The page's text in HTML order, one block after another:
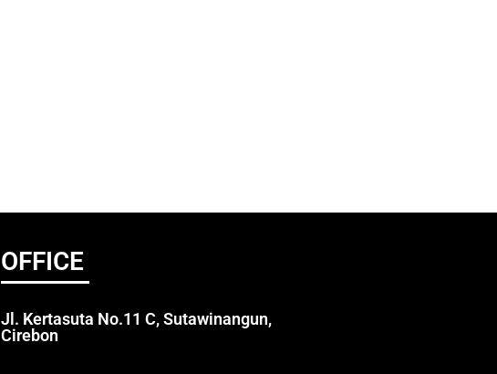
OFFICE
Jl. Kertasuta No.11 C, Sutawinangun,
Cirebon